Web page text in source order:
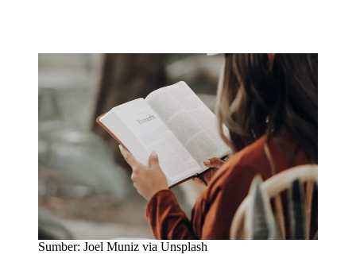
Sumber: Joel Muniz via Unsplash